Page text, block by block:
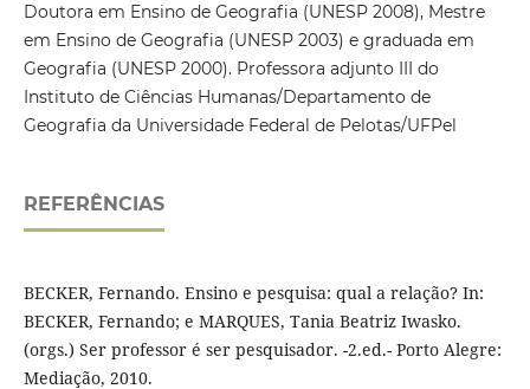
Doutora em Ensino de Geografia (UNESP 2008), Mestre
em Ensino de Geografia (UNESP 2003) e graduada em
Geografia (UNESP 2000). Professora adjunto III do
Instituto de Ciências Humanas/Departamento de
Geografia da Universidade Federal de Pelotas/UFPel
REFERÊNCIAS
BECKER, Fernando. Ensino e pesquisa: qual a relação? In:
BECKER, Fernando; e MARQUES, Tania Beatriz Iwasko.
(orgs.) Ser professor é ser pesquisador. -2.ed.- Porto Alegre:
Mediação, 2010.